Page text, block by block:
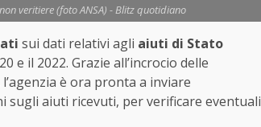
veritiere (foto ANSA) - Blitz quotidiano
sui dati relativi agli aiuti di Stato
e il 2022. Grazie all’incrocio delle
è ora pronta a inviare
sugli aiuti ricevuti, per verificare eventuali